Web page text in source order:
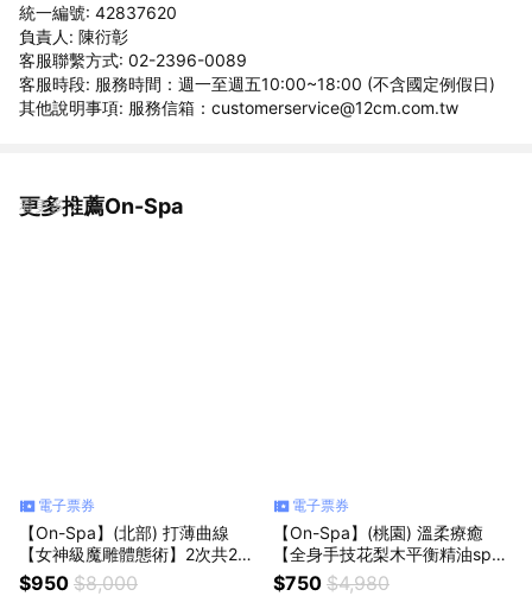
統一編號: 42837620
負責人: 陳衍彰
客服聯繫方式: 02-2396-0089
客服時段: 服務時間：週一至週五10:00~18:00 (不含國定例假日)
其他說明事項: 服務信箱：customerservice@12cm.com.tw
更多推薦On-Spa
看更多
電子票券
【On-Spa】(北部) 打薄曲線
【女神級魔雕體態術】2次共260
分鐘950元
$950 $8,000
電子票券
【On-Spa】(桃園) 溫柔療癒
【全身手技花梨木平衡精油spa
+養生臍燭】120分鐘750元
$750 $4,980